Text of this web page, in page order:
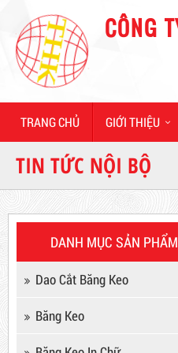
TRANG CHỦ GIỚI THIỆU
TIN TỨC NỘI BỘ
DANH MỤC SẢN PHẨM
Dao Cắt Băng Keo
Băng Keo
Máy Sản Xuất Băng Keo
Mã sản phẩm: MSXBK